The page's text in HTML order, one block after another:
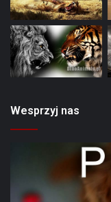
Wesprzyj nas